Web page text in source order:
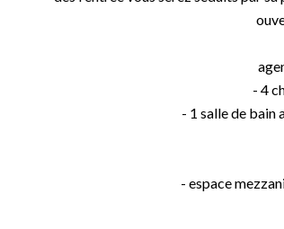
- 4
- 1 salle de bain
- espace